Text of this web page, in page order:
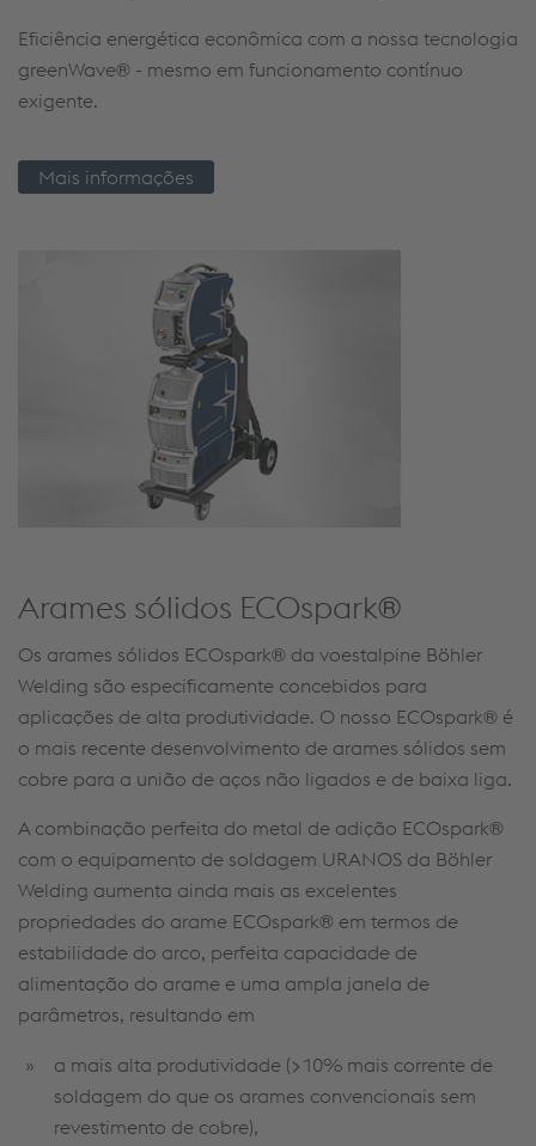
Eficiência energética econômica com a nossa tecnologia
greenWave® - mesmo em funcionamento contínuo
exigente.
Mais informações
Arames sólidos ECOspark®
Os arames sólidos ECOspark® da voestalpine Böhler
Welding são especificamente concebidos para
aplicações de alta produtividade. O nosso ECOspark® é
o mais recente desenvolvimento de arames sólidos sem
cobre para a união de aços não ligados e de baixa liga.
A combinação perfeita do metal de adição ECOspark®
com o equipamento de soldagem URANOS da Böhler
Welding aumenta ainda mais as excelentes
propriedades do arame ECOspark® em termos de
estabilidade do arco, perfeita capacidade de
alimentação do arame e uma ampla janela de
parâmetros, resultando em
a mais alta produtividade (>10% mais corrente de
soldagem do que os arames convencionais sem
revestimento de cobre),